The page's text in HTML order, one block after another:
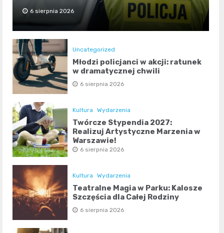
6 sierpnia 2026
Uncategorized
Młodzi policjanci w akcji: ratunek
w dramatycznej chwili
6 sierpnia 2026
Kultura Wydarzenia
Twórcze Stypendia 2027:
Realizuj Artystyczne Marzenia w
Warszawie!
6 sierpnia 2026
Kultura Wydarzenia
Teatralne Magia w Parku: Kalosze
Szczęścia dla Całej Rodziny
6 sierpnia 2026